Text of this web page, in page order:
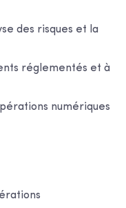
des risques et la
réglementés et à
numériques